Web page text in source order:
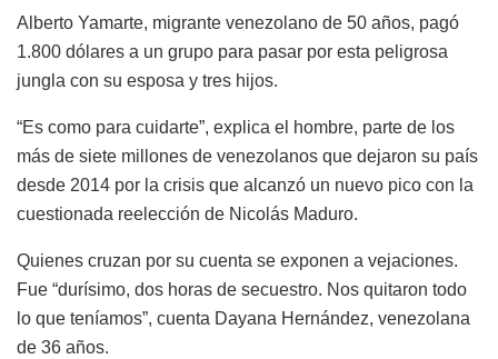
Alberto Yamarte, migrante venezolano de 50 años, pagó
1.800 dólares a un grupo para pasar por esta peligrosa
jungla con su esposa y tres hijos.
“Es como para cuidarte”, explica el hombre, parte de los
más de siete millones de venezolanos que dejaron su país
desde 2014 por la crisis que alcanzó un nuevo pico con la
cuestionada reelección de Nicolás Maduro.
Quienes cruzan por su cuenta se exponen a vejaciones.
Fue “durísimo, dos horas de secuestro. Nos quitaron todo
lo que teníamos”, cuenta Dayana Hernández, venezolana
de 36 años.